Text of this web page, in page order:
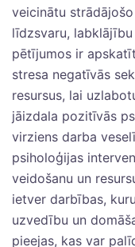
veicinātu
līdzsvaru,
pētījumos ir
stresa negatīvās
resursus, lai
jāizdala pozitīvās
virziens darba
psiholoģijas
veidošanu un
ietver darbības,
uzvedību un
pieejas, kas var